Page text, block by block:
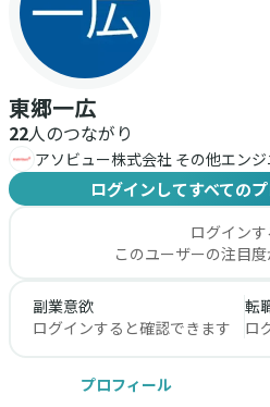
東郷一広
22人のつながり
アソビュー株式会社 その他エン
ログインしてすべての
ログインす
このユーザーの注目
副業意欲
ログインすると確認できます
転
ロ
プロフィール